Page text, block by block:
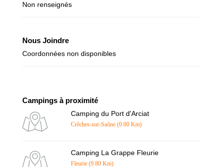
Non renseignés
Nous Joindre
Coordonnées non disponibles
Campings à proximité
Camping du Port d'Arciat
Crêches-sur-Saône (0.00 Km)
Camping La Grappe Fleurie
Fleurie (9.80 Km)